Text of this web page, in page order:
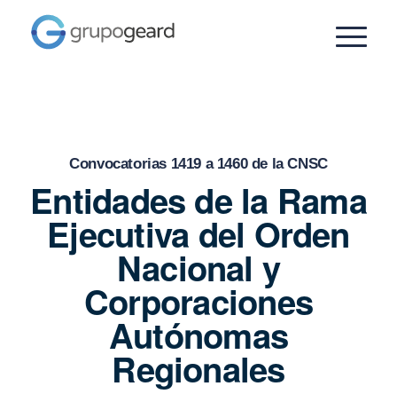
Convocatorias 1419 a 1460 de la CNSC
Entidades de la Rama
Ejecutiva del Orden
Nacional y
Corporaciones
Autónomas
Regionales